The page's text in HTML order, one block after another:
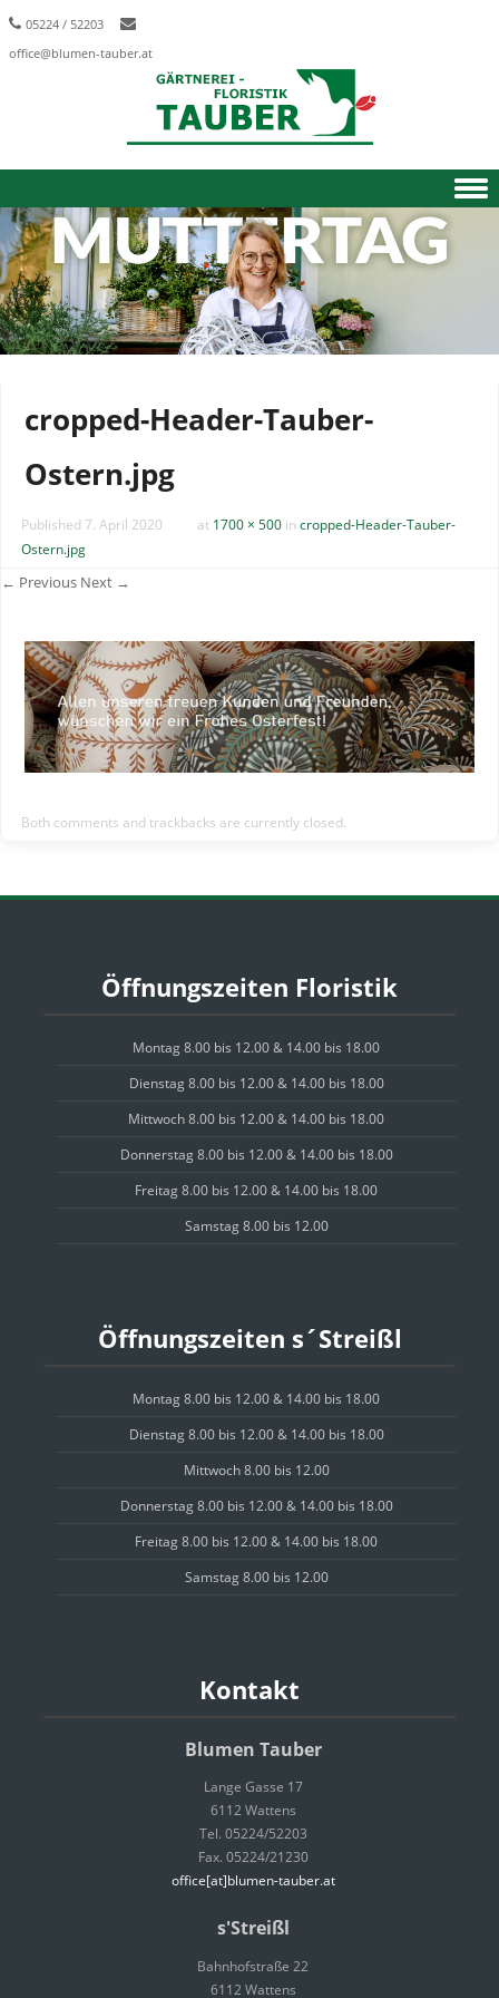
05224 / 52203
office@blumen-tauber.at
Skip to content
cropped-Header-Tauber-
Ostern.jpg
Published 7. April 2020 at 1700 × 500 in cropped-Header-Tauber-
Ostern.jpg
← Previous Next →
Both comments and trackbacks are currently closed.
Öffnungszeiten Floristik
Montag 8.00 bis 12.00 & 14.00 bis 18.00
Dienstag 8.00 bis 12.00 & 14.00 bis 18.00
Mittwoch 8.00 bis 12.00 & 14.00 bis 18.00
Donnerstag 8.00 bis 12.00 & 14.00 bis 18.00
Freitag 8.00 bis 12.00 & 14.00 bis 18.00
Samstag 8.00 bis 12.00
Öffnungszeiten s´Streißl
Montag 8.00 bis 12.00 & 14.00 bis 18.00
Dienstag 8.00 bis 12.00 & 14.00 bis 18.00
Mittwoch 8.00 bis 12.00
Donnerstag 8.00 bis 12.00 & 14.00 bis 18.00
Freitag 8.00 bis 12.00 & 14.00 bis 18.00
Samstag 8.00 bis 12.00
Kontakt
Blumen Tauber
Lange Gasse 17
6112 Wattens
Tel. 05224/52203
Fax. 05224/21230
office[at]blumen-tauber.at
s'Streißl
Bahnhofstraße 22
6112 Wattens